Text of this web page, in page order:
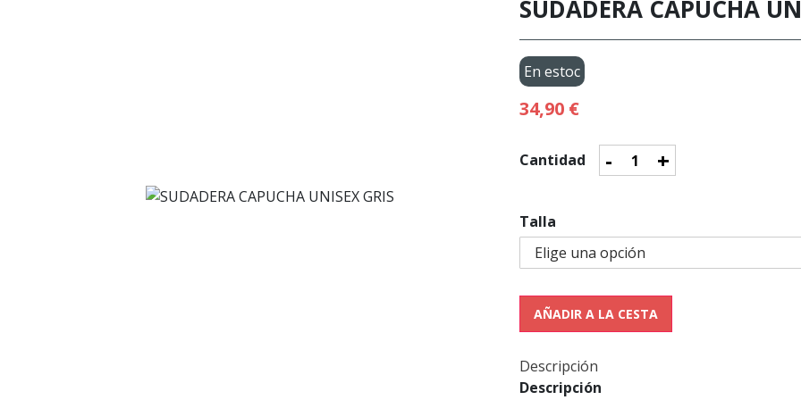
SUDADERA CAPUCHA
En estoc
34,90 €
Cantidad - +
Talla
AÑADIR A LA CESTA
Descripción
Descripción